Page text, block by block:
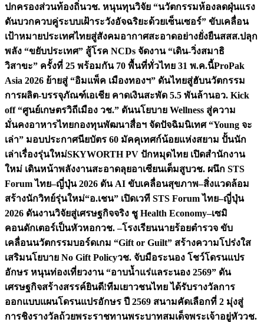
ปกครองส่วนท้องถิ่นวช. หนุนทุนวิจัย “นวัตกรรมห้องลดฝุ่นแรง
ดันบวกควบคู่ระบบเฝ้าระวังอัจฉริยะด้วยเซ็นเซอร์” ขับเคลื่อน
เป้าหมายประเทศไทยสู่สังคมอากาศสะอาดอย่างยั่งยืนสสส.ปลุก
พลัง “ขยับประเทศ” สู้โรค NCDs จัดงาน “เดิน-วิ่งสมาธิ
วิสาขะ” ครั้งที่ 25 พร้อมกัน 70 พื้นที่ทั่วไทย 31 พ.ค.นี้ProPak
Asia 2026 ย้ายสู่ “อิมแพ็ค เมืองทองฯ” ดันไทยสู่ฮับนวัตกรรม
การผลิต-บรรจุภัณฑ์เอเชีย คาดเงินสะพัด 5.5 พันล้านอว. Kick
off “ศูนย์เกษตรวิถีเมือง วช.” ดันนโยบาย Wellness สู่ความ
มั่นคงอาหารไทยกองทุนพัฒนาสื่อฯ จัดปัจฉิมนิเทศ “Young จะ
เล่า” มอบประกาศนียบัตร 60 มัคคุเทศก์น้อยแห่งสยาม ปั้นนัก
เล่าเรื่องรุ่นใหม่SKYWORTH PV ปักหมุดไทย เปิดสำนักงาน
ใหม่ เดินหน้าพลังงานสะอาดลุยอาเซียนเต็มสูบวช. ผนึก STS
Forum ไทย–ญี่ปุ่น 2026 ดัน AI ขับเคลื่อนสุขภาพ–สิ่งแวดล้อม
สร้างนักวิทย์รุ่นใหม่“อ.เชน” เปิดเวที STS Forum ไทย–ญี่ปุ่น
2026 ดันงานวิจัยสู่เศรษฐกิจจริง ชู Health Economy–เซมิ
คอนดักเตอร์เป็นหัวหอกวช. –โรงเรียนนายร้อยตำรวจ ขับ
เคลื่อนนวัตกรรมบอร์ดเกม “Gift or Guilt” สร้างความโปร่งใส
เสริมนโยบาย No Gift Policyวช. จับมือระนอง โชว์โดรนแปร
อักษร หนุนท่องเที่ยวงาน “อาบน้ำแร่แลระนอง 2569” ดัน
เศรษฐกิจสร้างสรรค์ยินดี!ทีมเยาวชนไทย ได้รับรางวัลการ
ออกแบบแผนโดรนแปรอักษร ปี 2569 สนามคัดเลือกที่ 2 มุ่งสู่
การชิงรางวัลถ้วยพระราชทานพระบาทสมเด็จพระเจ้าอยู่หัววช.